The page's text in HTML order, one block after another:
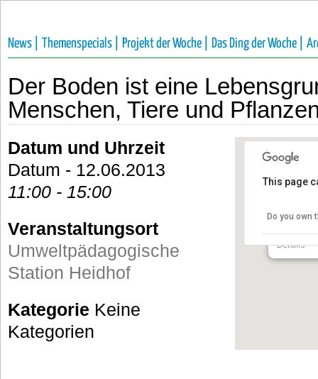
News | Themenspecials | Projekt der Woche | Das Ding der Woche |
Der Boden ist eine
Menschen, Tiere und
Zum
Details
This page
Do you own
Datum und Uhrzeit
Datum - 12.06.2013
11:00 - 15:00
Veranstaltungsort
Umweltpädagogische
Station Heidhof
Kategorie Keine
Kategorien